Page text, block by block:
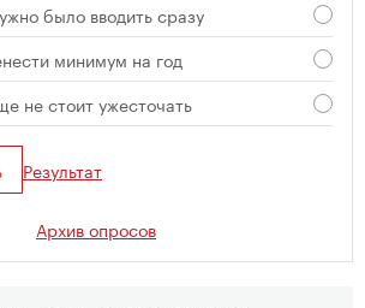
было вводить сразу
минимум на год
не стоит ужесточать
Результат
Архив опросов